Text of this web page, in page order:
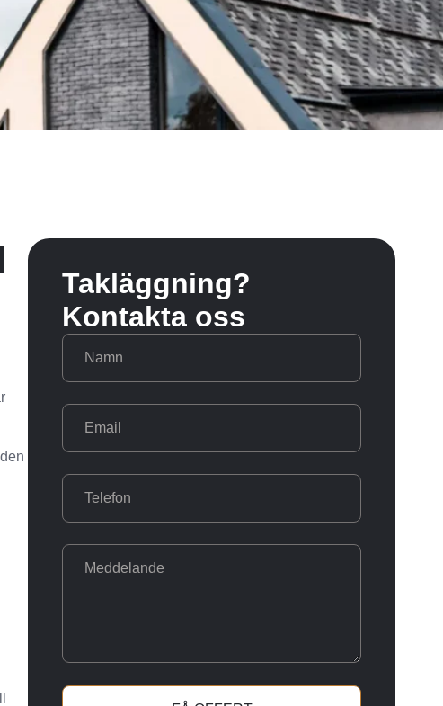
Takläggning?
Kontakta oss